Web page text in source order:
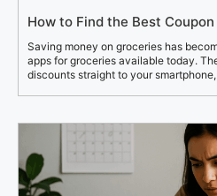
How to Find the Best
Saving money on groceries has
apps for groceries available today.
discounts straight to your